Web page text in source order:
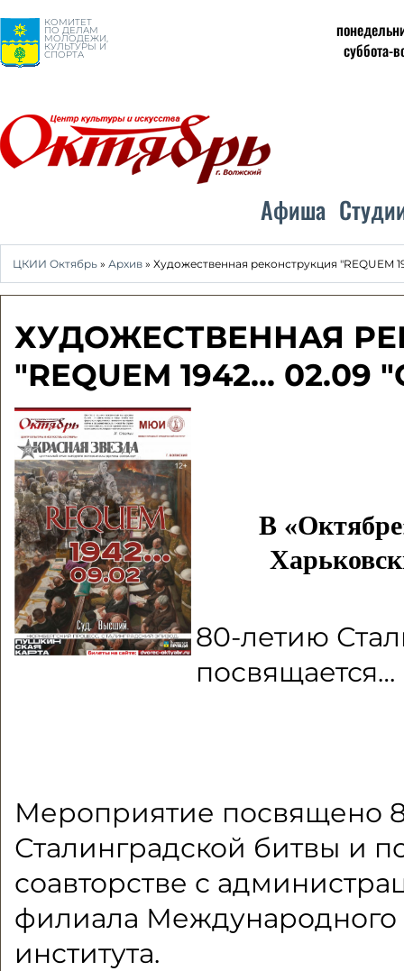
КОМИТЕТ
ПО ДЕЛАМ
МОЛОДЕЖИ,
КУЛЬТУРЫ И
СПОРТА
суббота-
Афиша
ЦКИИ Октябрь » Архив » Художественная реконструкция "REQUEM
ХУДОЖЕСТВЕННАЯ
"REQUEM 1942...
В
80-летию
посвящается…
Мероприятие посвящено
Сталинградской битвы и
соавторстве с
филиала Международного
института.